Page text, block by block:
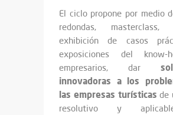
El ciclo propone por medio
redondas, masterclass,
exhibición de casos
exposiciones del
empresarios, dar
innovadoras a los
las empresas turísticas de
resolutivo y